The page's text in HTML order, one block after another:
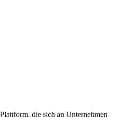
die sich an Unternehmen